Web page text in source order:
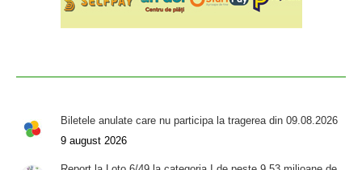
Biletele anulate care nu participa la tragerea din 09.08.2026
9 august 2026